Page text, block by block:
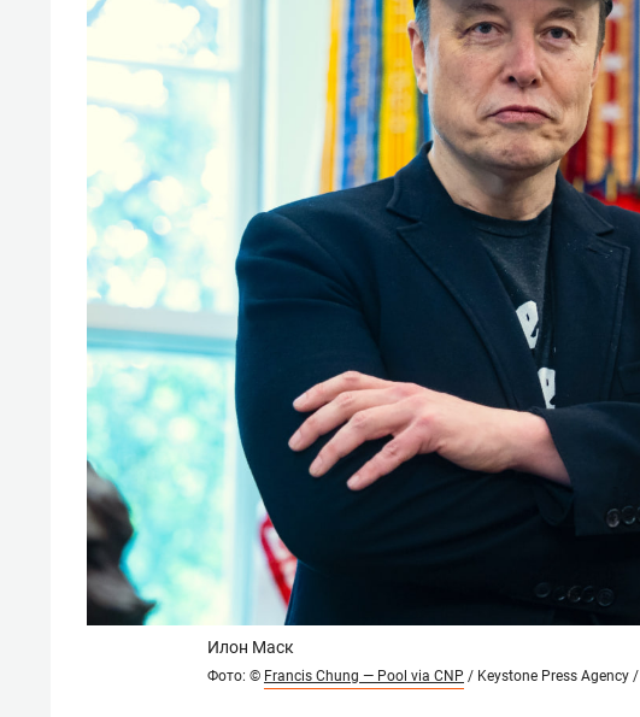
Илон Маск
Фото: © Francis Chung — Pool via CNP / Keystone Press Agency /